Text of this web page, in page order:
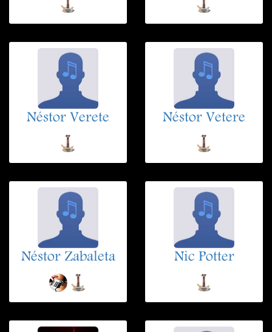
Néstor Verete Néstor Vetere
Néstor Zabaleta Nic Potter